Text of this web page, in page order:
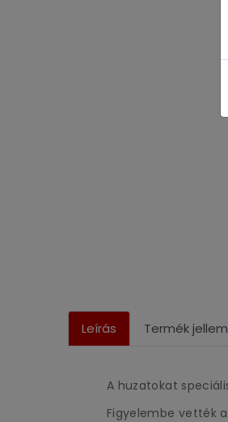
Leírás Termék
A huzatokat
Figyelembe vették